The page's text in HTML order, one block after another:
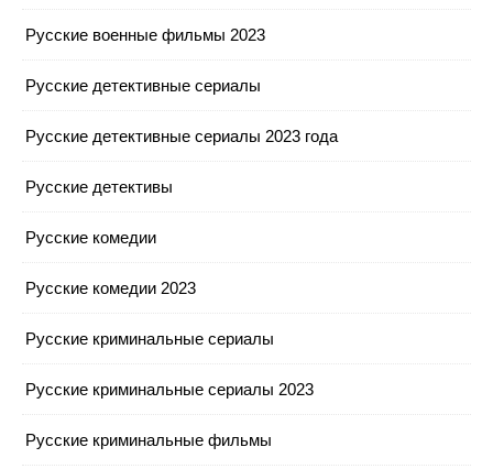
Русские военные фильмы 2023
Русские детективные сериалы
Русские детективные сериалы 2023 года
Русские детективы
Русские комедии
Русские комедии 2023
Русские криминальные сериалы
Русские криминальные сериалы 2023
Русские криминальные фильмы